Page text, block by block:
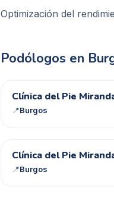
Optimización del
Podólogos en
CD
Clínica del Pie
📍Burgos
CD
Clínica del Pie
📍Burgos